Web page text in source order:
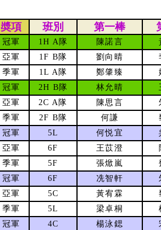
奬項 班別 第一棒
冠軍 1H A隊 陳諾言
亞軍
1F B隊 劉向晴
季軍
1L A隊 鄭肇臻
冠軍 2H B隊 林允晴
亞軍
2C A隊 陳思言
季軍
2F B隊 何謙
冠軍 5L 何悦宜
亞軍
6F 王苡澄
季軍
5F 張焮嵐
冠軍 6F 冼智軒
亞軍
5C 黃宥霖
季軍
5L 梁卓桐
冠軍 4C 楊泳鍶